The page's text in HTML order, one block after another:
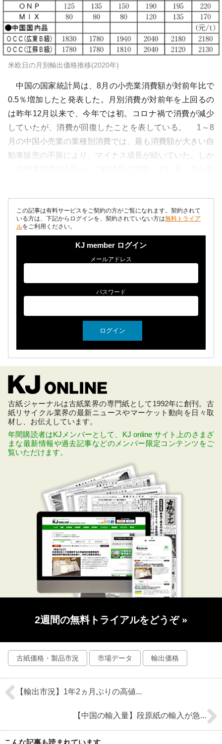
米欧日の月別輸出価格推移(2020年)
中国の国家統計局は、8月の小売業消費額が対前年比で
0.5％増加したと発表した。月別消費が対前年を上回るの
は昨年12月以来で、今年では初。コロナ禍で消費が減少
していたが、消費が回復したことを表している。 1～8
月の中国小売業の業種別消費では、最も消費額が大きい自
動車販売の不振により、マイナス成長が続いていた。しか
この記事は有料サービスをご契約の方がご覧になれます。契約されて
いる方は、下記からログインを、契約されていない方は無料トライア
ルをご利用ください。
KJ member ログイン
メールアドレス
パスワード
古紙ジャーナルは古紙業界の専門紙として1992年に創刊。古
紙リサイクル業界の最新ニュースやマーケット動向を日々取
材し、お伝えしています。
年間購読者はKJメンバーとして、KJ online サイト上のさまざ
まな最新情報や過去記事などのメンバー限定コンテンツをご
覧いただけます。
2週間の無料トライアルをどうぞ »
古紙価格・製品市況 市場データ 輸出価格
【輸出市況】1年2ヵ月ぶりの高値...
【中国の輸入量】段原紙の輸入が急...